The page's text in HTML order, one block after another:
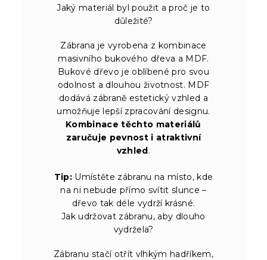
Jaký materiál byl použit a proč je to
důležité?
Zábrana je vyrobena z kombinace
masivního bukového dřeva a MDF.
Bukové dřevo je oblíbené pro svou
odolnost a dlouhou životnost. MDF
dodává zábraně estetický vzhled a
umožňuje lepší zpracování designu.
Kombinace těchto materiálů
zaručuje pevnost i atraktivní
vzhled.
Tip: Umístěte zábranu na místo, kde
na ni nebude přímo svítit slunce –
dřevo tak déle vydrží krásné.
Jak udržovat zábranu, aby dlouho
vydržela?
Zábranu stačí otřít vlhkým hadříkem,